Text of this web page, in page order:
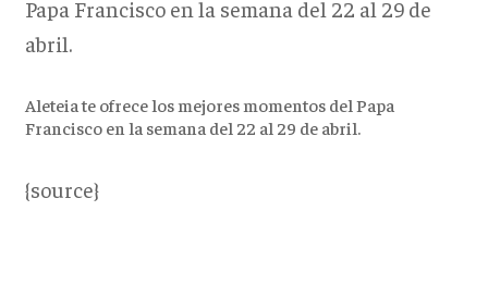
Papa Francisco en la semana del 22 al 29 de
abril.
Aleteia te ofrece los mejores momentos del Papa
Francisco en la semana del 22 al 29 de abril.
{source}